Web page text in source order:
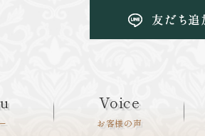
Voice
お客様の声